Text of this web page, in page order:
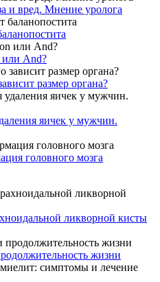
и вред. Мнение уролога
или And?
размер органа?
яичек у мужчин.
головного мозга
ликворной кисты
жизни